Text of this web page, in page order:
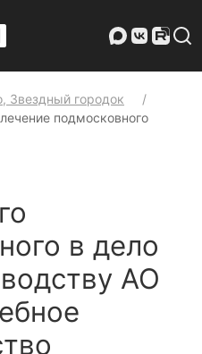
Звездный городок
подмосковного
в дело
АО